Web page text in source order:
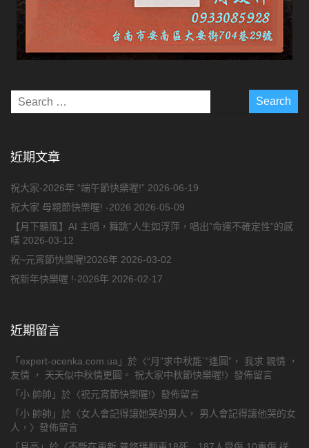
近期文章
祝大家-2026年 “端午節快樂喔!” 2026-06-19
祝大家 母親節快樂喔! -2026 2026-05-09
【月下聽風】AI 主唱，舞跳”人生如浮萍，唱出”命運不確定性”的感
嘆 2026-03-12
祝~元宵節快樂喔!2026年 2026-03-02
祝新年快樂喔 !-2026年 2026-02-17
近期留言
「expert-ocenka.com.ua 」於〈“月”求中秋能`”逢圓”， 我求 親情 ，
友情 ， 天天似中秋情更圓。 祝大家中秋節快樂喔!〉發佈留言
「 小 帥帥 」於〈祝元宵節快樂喔!〉發佈留言
「 小 帥帥 」於〈女人會記得讓她笑的男人， 男人會記得讓他哭的女
人， 〉發佈留言